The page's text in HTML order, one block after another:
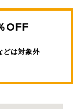
OFF
どは対象外